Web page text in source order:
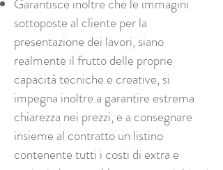
Garantisce inoltre che le immagini
sottoposte al cliente per la
presentazione dei lavori, siano
realmente il frutto delle proprie
capacità tecniche e creative, si
impegna inoltre a garantire estrema
chiarezza nei prezzi, e a consegnare
insieme al contratto un listino
contenente tutti i costi di extra e